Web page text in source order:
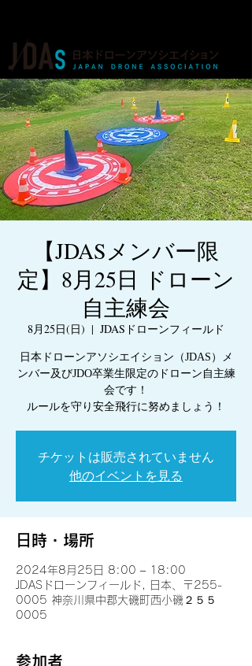
【JDASメンバー限
定】8月25日 ドローン
自主練会
8月25日(日)
  |
JDASドローンフィールド
日本ドローンアソシエイション（JDAS）メ
ンバー及びJDO卒業生限定のドローン自主練
会です！
ルールを守り安全飛行に努めましょう！
チケットは販売されていません
他のイベントを見る
日時・場所
2024年8月25日 8:00 – 18:00
JDASドローンフィールド, 日本、〒255-
0005 神奈川県中郡大磯町西小磯２５５
0005
参加者